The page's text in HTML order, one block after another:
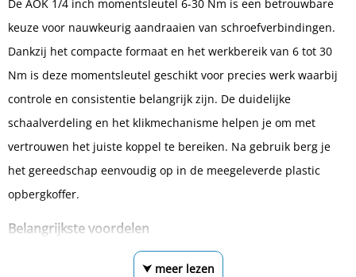
De AOK 1/4 inch momentsleutel 6-30 Nm is een betrouwbare
keuze voor nauwkeurig aandraaien van schroefverbindingen.
Dankzij het compacte formaat en het werkbereik van 6 tot 30
Nm is deze momentsleutel geschikt voor precies werk waarbij
controle en consistentie belangrijk zijn. De duidelijke
schaalverdeling en het klikmechanisme helpen je om met
vertrouwen het juiste koppel te bereiken. Na gebruik berg je
het gereedschap eenvoudig op in de meegeleverde plastic
opbergkoffer.
Belangrijkste voordelen
⮟ meer lezen